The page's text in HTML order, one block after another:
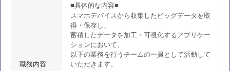
職務内容
■具体的な内容■
スマホデバイスから収集したビッグデータを取
得・保存し、
蓄積したデータを加工・可視化するアプリケー
ションにおいて、
以下の業務を行うチームの一員として活動して
いただきます。